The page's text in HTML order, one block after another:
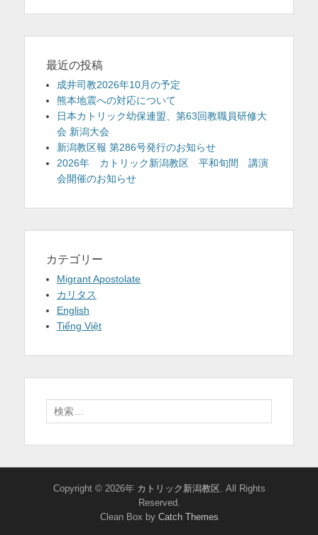
最近の投稿
成井司教2026年10月の予定
熊本地震への対応について
日本カトリック幼保連盟、第63回教職員研修大
会 新潟大会
新潟教区報 第286号発行のお知らせ
2026年 カトリック新潟教区 平和旬間 講演
会開催のお知らせ
カテゴリー
Migrant Apostolate
カリタス
English
Tiếng Việt
索:
Copyright © 2026年 カトリック新潟教区 . All Rights
Reserved.
Clean Box by Catch Themes